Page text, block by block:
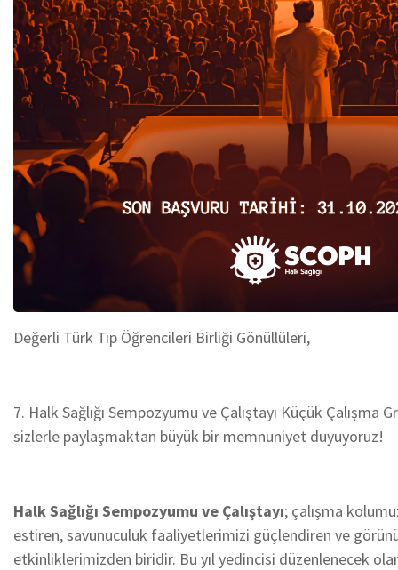
Değerli Türk Tıp Öğrencileri Birliği Gönüllüleri,
7. Halk Sağlığı Sempozyumu ve Çalıştayı Küçük Çalışma
sizlerle paylaşmaktan büyük bir memnuniyet duyuyoruz!
Halk Sağlığı Sempozyumu ve Çalıştayı; çalışma
estiren, savunuculuk faaliyetlerimizi güçlendiren ve
etkinliklerimizden biridir. Bu yıl yedincisi düzenlenecek